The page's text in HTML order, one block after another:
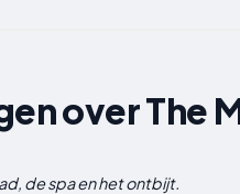
over The
de spa en het ontbijt.